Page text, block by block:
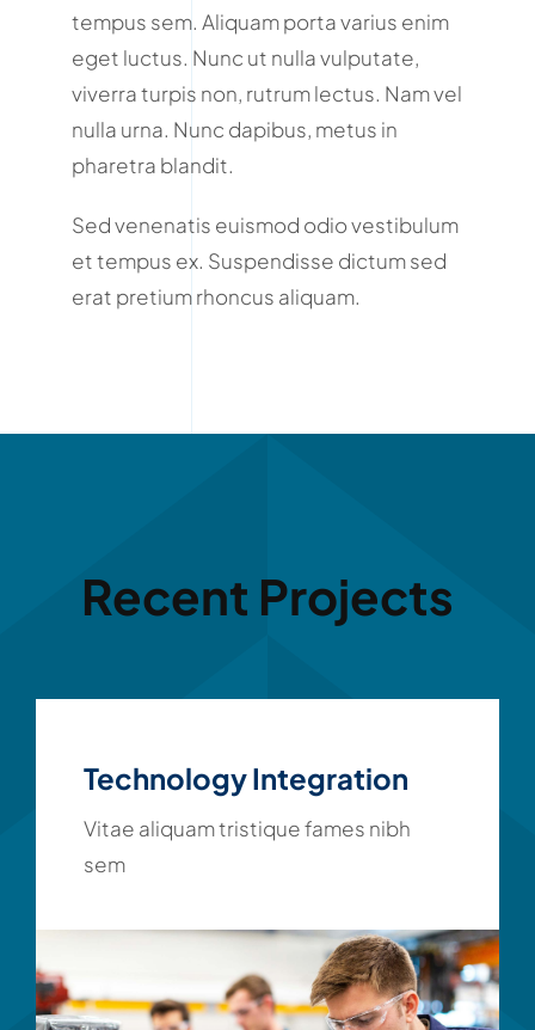
tempus sem. Aliquam porta varius enim
eget luctus. Nunc ut nulla vulputate,
viverra turpis non, rutrum lectus. Nam vel
nulla urna. Nunc dapibus, metus in
pharetra blandit.
Sed venenatis euismod odio vestibulum
et tempus ex. Suspendisse dictum sed
erat pretium rhoncus aliquam.
Recent Projects
Technology Integration
Vitae aliquam tristique fames nibh
sem